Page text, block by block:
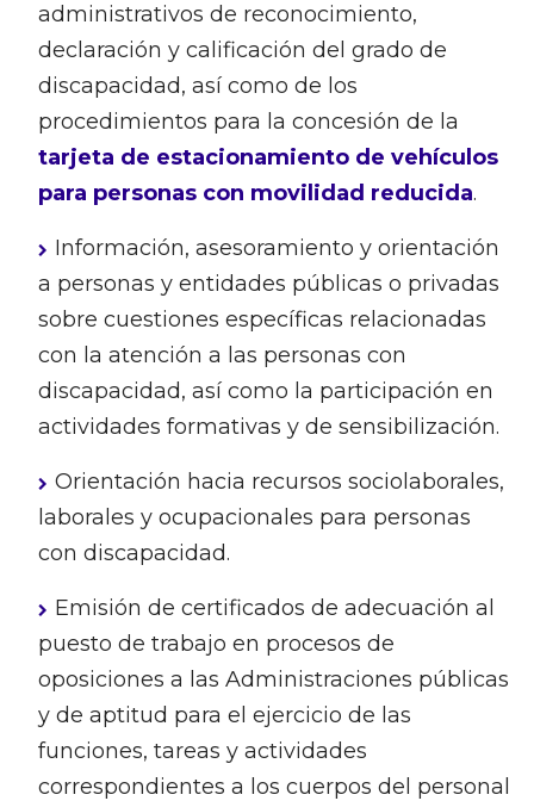
administrativos de reconocimiento,
declaración y calificación del grado de
discapacidad, así como de los
procedimientos para la concesión de la
tarjeta de estacionamiento de vehículos
para personas con movilidad reducida.
Información, asesoramiento y orientación
a personas y entidades públicas o privadas
sobre cuestiones específicas relacionadas
con la atención a las personas con
discapacidad, así como la participación en
actividades formativas y de sensibilización.
Orientación hacia recursos sociolaborales,
laborales y ocupacionales para personas
con discapacidad.
Emisión de certificados de adecuación al
puesto de trabajo en procesos de
oposiciones a las Administraciones públicas
y de aptitud para el ejercicio de las
funciones, tareas y actividades
correspondientes a los cuerpos del personal